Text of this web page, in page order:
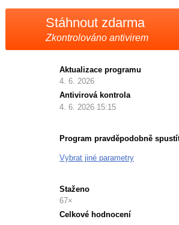
Stáhnout zdarma
Zkontrolováno antivirem
Aktualizace programu
4. 6. 2026
Antivirová kontrola
4. 6. 2026 15:15
Program pravděpodobně
Vybrat jiné parametry
Staženo
67×
Celkové hodnocení